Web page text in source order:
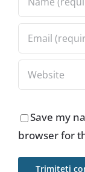
Save my
browser for